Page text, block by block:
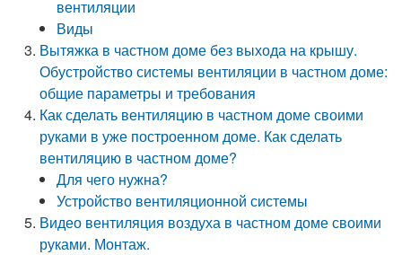
вентиляции
Виды
Вытяжка в частном доме без выхода на крышу.
Обустройство системы вентиляции в частном доме:
общие параметры и требования
Как сделать вентиляцию в частном доме своими
руками в уже построенном доме. Как сделать
вентиляцию в частном доме?
Для чего нужна?
Устройство вентиляционной системы
Видео вентиляция воздуха в частном доме своими
руками. Монтаж.